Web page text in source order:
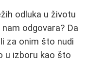
odluka u životu
odgovara? Da
za onim što nudi
u izboru kao što